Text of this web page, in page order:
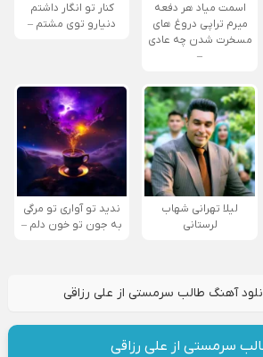
اسمت میاد هر دفعه
میرم تراپی دروغ‌ های
مسخرت شدن چه عادی
–
کنار تو انگار داشتم
دنیارو توی مشتم –
لیلا تهرانی شهاب
لرستانی
ندید تو آواری تو مرگی
به جون تو خون دلم –
آهنگ طالب سرمستی از علی رزاقی
سرمستی از علی رزاقی